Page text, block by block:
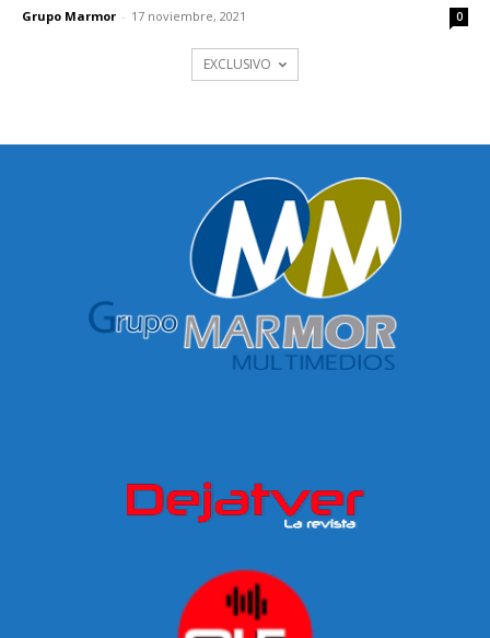
Grupo Marmor - 17 noviembre, 2021 0
EXCLUSIVO